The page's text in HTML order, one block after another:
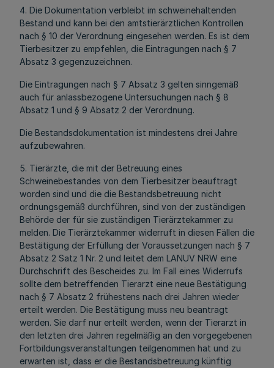
4. Die Dokumentation verbleibt im schweinehaltenden
Bestand und kann bei den amtstierärztlichen Kontrollen
nach § 10 der Verordnung eingesehen werden. Es ist dem
Tierbesitzer zu empfehlen, die Eintragungen nach § 7
Absatz 3 gegenzuzeichnen.
Die Eintragungen nach § 7 Absatz 3 gelten sinngemäß
auch für anlassbezogene Untersuchungen nach § 8
Absatz 1 und § 9 Absatz 2 der Verordnung.
Die Bestandsdokumentation ist mindestens drei Jahre
aufzubewahren.
5. Tierärzte, die mit der Betreuung eines
Schweinebestandes von dem Tierbesitzer beauftragt
worden sind und die die Bestandsbetreuung nicht
ordnungsgemäß durchführen, sind von der zuständigen
Behörde der für sie zuständigen Tierärztekammer zu
melden. Die Tierärztekammer widerruft in diesen Fällen die
Bestätigung der Erfüllung der Voraussetzungen nach § 7
Absatz 2 Satz 1 Nr. 2 und leitet dem LANUV NRW eine
Durchschrift des Bescheides zu. Im Fall eines Widerrufs
sollte dem betreffenden Tierarzt eine neue Bestätigung
nach § 7 Absatz 2 frühestens nach drei Jahren wieder
erteilt werden. Die Bestätigung muss neu beantragt
werden. Sie darf nur erteilt werden, wenn der Tierarzt in
den letzten drei Jahren regelmäßig an den vorgegebenen
Fortbildungsveranstaltungen teilgenommen hat und zu
erwarten ist, dass er die Bestandsbetreuung künftig